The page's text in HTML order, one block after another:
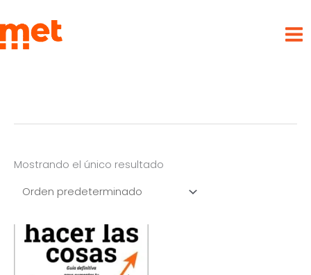
al
contenido
Mostrando el único resultado